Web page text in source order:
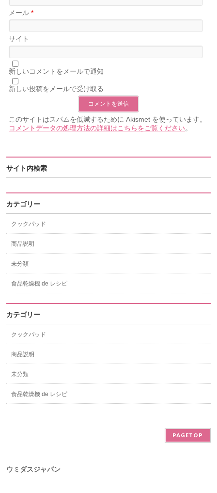
メール*
サイト
新しいコメントをメールで通知
新しい投稿をメールで受け取る
このサイトはスパムを低減するために Akismet を使っています。
コメントデータの処理方法の詳細はこちらをご覧ください。
サイト内検索
カテゴリー
クックパッド
商品説明
未分類
食品乾燥機 de レシピ
カテゴリー
クックパッド
商品説明
未分類
食品乾燥機 de レシピ
PAGETOP
ウミダスジャパン